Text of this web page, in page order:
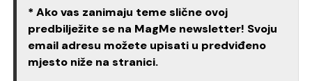
* Ako vas zanimaju teme slične ovoj
predbilježite se na MagMe newsletter! Svoju
email adresu možete upisati u predviđeno
mjesto niže na stranici.